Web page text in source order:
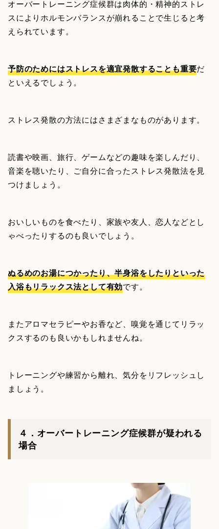
オーバートレーニング症候群は肉体的・精神的ストレ
スによりホルモンバランスが崩れることで生じると考
えられています。
予防のためにはストレスを適宜発散することも重要だ
といえるでしょう。
ストレス発散の方法にはさまざまなものがあります。
読書や映画、旅行、ゲームなどの趣味を楽しんだり、
音楽を聴いたり、ご自分に合ったストレス発散法を見
つけましょう。
おいしいものを食べたり、家族や友人、恋人などとし
ゃべったりするのも良いでしょう。
ぬるめのお湯につかったり、半身浴をしたりといった
入浴もリラックス法として有効です。
またアロマセラピーやお香など、嗅覚を通じてリラッ
クスするのも良いかもしれませんね。
トレーニングや練習から離れ、気分をリフレッシュし
ましょう。
４．オーバートレーニング症候群が疑われる
場合